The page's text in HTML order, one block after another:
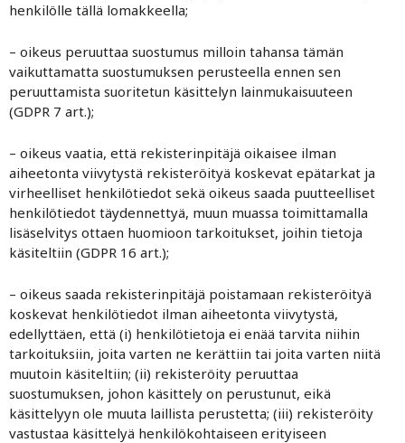
henkilölle tällä lomakkeella;
– oikeus peruuttaa suostumus milloin tahansa tämän
vaikuttamatta suostumuksen perusteella ennen sen
peruuttamista suoritetun käsittelyn lainmukaisuuteen
(GDPR 7 art.);
– oikeus vaatia, että rekisterinpitäjä oikaisee ilman
aiheetonta viivytystä rekisteröityä koskevat epätarkat ja
virheelliset henkilötiedot sekä oikeus saada puutteelliset
henkilötiedot täydennettyä, muun muassa toimittamalla
lisäselvitys ottaen huomioon tarkoitukset, joihin tietoja
käsiteltiin (GDPR 16 art.);
– oikeus saada rekisterinpitäjä poistamaan rekisteröityä
koskevat henkilötiedot ilman aiheetonta viivytystä,
edellyttäen, että (i) henkilötietoja ei enää tarvita niihin
tarkoituksiin, joita varten ne kerättiin tai joita varten niitä
muutoin käsiteltiin; (ii) rekisteröity peruuttaa
suostumuksen, johon käsittely on perustunut, eikä
käsittelyyn ole muuta laillista perustetta; (iii) rekisteröity
vastustaa käsittelyä henkilökohtaiseen erityiseen